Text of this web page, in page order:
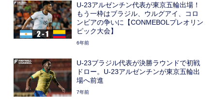
U-23アルゼンチン代表が東京五輪出場！
もう一枠はブラジル、ウルグアイ、コロ
ンビアの争いに【CONMEBOLプレオリン
ピック大会】
6年前
U-23ブラジル代表が決勝ラウンドで初戦
ドロー。U-23アルゼンチンが東京五輪出
場へ前進
7年前